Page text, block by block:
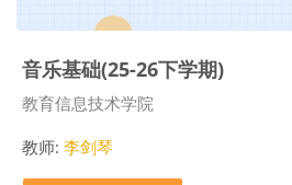
音乐基础(25-26下学期)
课程类别
教育信息技术学院
教师: 李剑琴